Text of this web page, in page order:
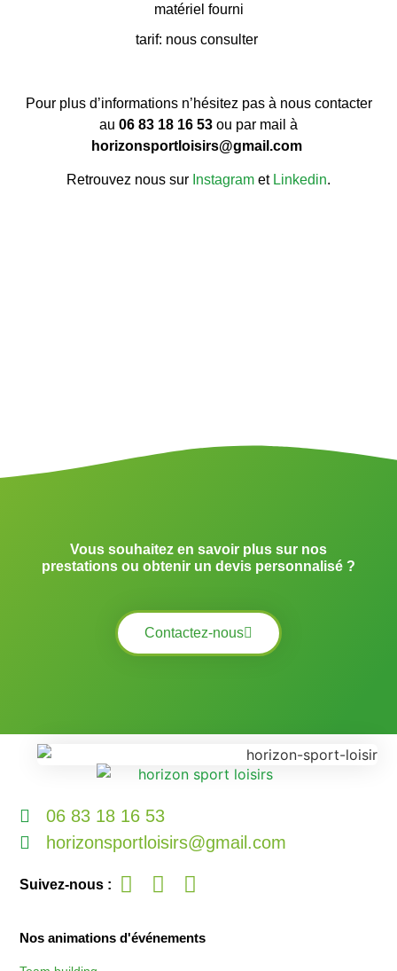
matériel fourni
tarif: nous consulter
Pour plus d’informations n’hésitez pas à nous contacter
au 06 83 18 16 53 ou par mail à
horizonsportl oisirs@gmail.com
Retrouvez nous sur Instagram et Linkedin.
Vous souhaitez en savoir plus sur nos
prestations ou obtenir un devis personnalisé ?
Contactez-nous
06 83 18 16 53
horizonsportloisirs@gmail.com
Suivez-nous :
Nos animations d'événements